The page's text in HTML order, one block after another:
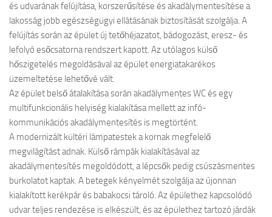
és udvarának felújítása, korszerűsítése és akadálymentesítése a
lakosság jobb egészségügyi ellátásának biztosítását szolgálja. A
felújítás során az épület új tetőhéjazatot, bádogozást, eresz- és
lefolyó esőcsatorna rendszert kapott. Az utólagos külső
hőszigetelés megoldásával az épület energiatakarékos
üzemeltetése lehetővé vált.
Az épület belső átalakítása során akadálymentes WC és egy
multifunkcionális helyiség kialakítása mellett az infó-
kommunikációs akadálymentesítés is megtörtént.
A modernizált kültéri lámpatestek a kornak megfelelő
megvilágítást adnak. Külső rámpák kialakításával az
akadálymentesítés megoldódott, a lépcsők pedig csúszásmentes
burkolatot kaptak. A betegek kényelmét szolgálja az újonnan
kialakított kerékpár és babakocsi tároló. Az épülethez kapcsolódó
udvar teljes rendezése is elkészült, és az épülethez tartozó járdák